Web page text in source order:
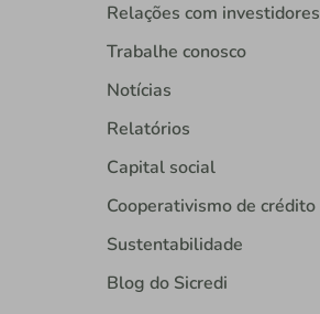
Relações com investidores
Trabalhe conosco
Notícias
Relatórios
Capital social
Cooperativismo de crédito
Sustentabilidade
Blog do Sicredi